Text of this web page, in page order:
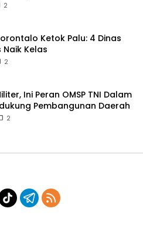
2
Ketok Palu: 4 Dinas
Naik Kelas
2
Ini Peran OMSP TNI Dalam
Pembangunan Daerah
2